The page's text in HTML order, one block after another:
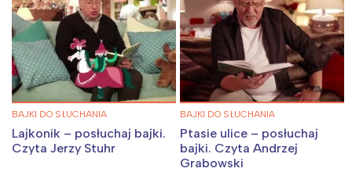
BAJKI DO SŁUCHANIA
Lajkonik – posłuchaj bajki.
Czyta Jerzy Stuhr
BAJKI DO SŁUCHANIA
Ptasie ulice – posłuchaj
bajki. Czyta Andrzej
Grabowski